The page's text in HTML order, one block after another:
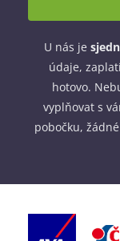
U nás je
údaje,
hotovo.
vyplňovat s
pobočku,